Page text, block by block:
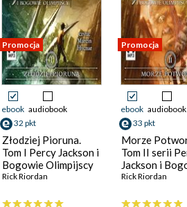
Promocja
ebook audiobook
32 pkt
Złodziej Pioruna.
Tom I Percy Jackson i
Bogowie Olimpijscy
Rick Riordan
Promocja
ebook audiobook
33 pkt
Morze
Tom II serii
Jackson i
Olimpijscy
Rick Riordan